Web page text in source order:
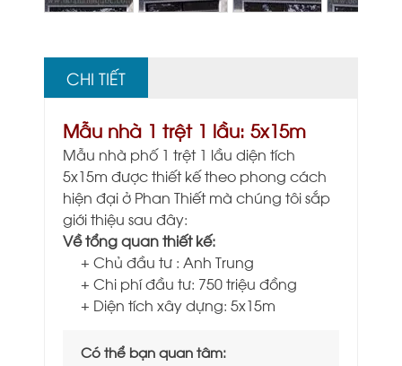
Next
CHI TIẾT
Mẫu nhà 1 trệt 1 lầu: 5x15m
Mẫu nhà phố 1 trệt 1 lầu diện tích
5x15m được thiết kế theo phong cách
hiện đại ở Phan Thiết mà chúng tôi sắp
giới thiệu sau đây:
Về tổng quan thiết kế:
+ Chủ đầu tư : Anh Trung
+ Chi phí đầu tư: 750 triệu đồng
+ Diện tích xây dựng: 5x15m
Có thể bạn quan tâm: